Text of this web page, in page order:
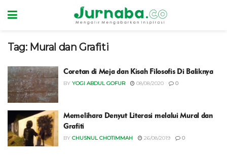
Tag: Mural dan Grafiti
Coretan di Meja dan Kisah Filosofis Di Baliknya
BY YOGI ABDUL GOFUR 08/08/2020 0
Memelihara Denyut Literasi melalui Mural dan
Grafiti
BY CHUSNUL CHOTIMMAH 26/08/2019 0